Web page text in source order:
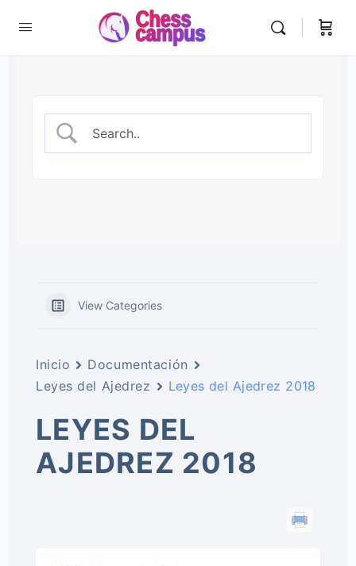
View Categories
Inicio
Documentación
Leyes del Ajedrez
Leyes del Ajedrez 2018
LEYES DEL
AJEDREZ 2018